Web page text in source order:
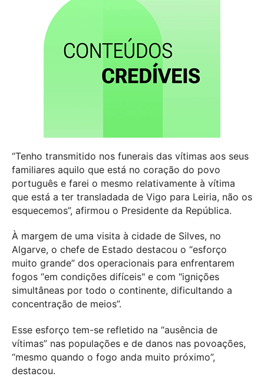
“Tenho transmitido nos funerais das vítimas aos seus
familiares aquilo que está no coração do povo
português e farei o mesmo relativamente à vítima
que está a ter transladada de Vigo para Leiria, não os
esquecemos”, afirmou o Presidente da República.
À margem de uma visita à cidade de Silves, no
Algarve, o chefe de Estado destacou o “esforço
muito grande” dos operacionais para enfrentarem
fogos “em condições difíceis" e com "ignições
simultâneas por todo o continente, dificultando a
concentração de meios”.
Esse esforço tem-se refletido na “ausência de
vítimas” nas populações e de danos nas povoações,
“mesmo quando o fogo anda muito próximo”,
destacou.